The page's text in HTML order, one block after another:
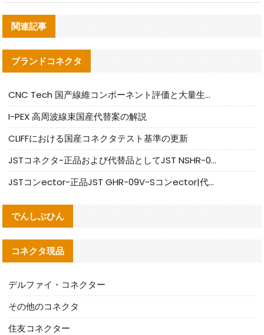
関連記事
ブランドコネクタ
CNC Tech 国产線維コンポーネント評価と大量生産適合ガイド
I-PEX 高周波線束国産代替案の解説
CLIFFにおける国産コネクタテスト基準の更新
JSTコネクタ-正品および代替品としてJST NSHR-02V-Sコネクタを提供します
JSTコンector-正品JST GHR-09V-Sコンector|代替品提供
でんしぶひん
コネクタ現品
デルファイ・コネクター
その他のコネクタ
住友コネクター